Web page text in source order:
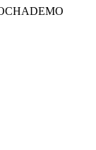
CHADEMO